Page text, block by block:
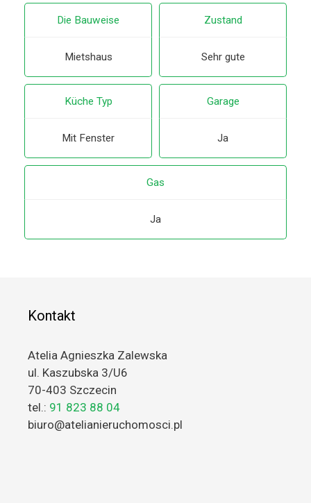
Die Bauweise
Mietshaus
Zustand
Sehr gute
Küche Typ
Mit Fenster
Garage
Ja
Gas
Ja
Kontakt
Atelia Agnieszka Zalewska
ul. Kaszubska 3/U6
70-403 Szczecin
tel.: 91 823 88 04
biuro@atelianieruchomosci.pl